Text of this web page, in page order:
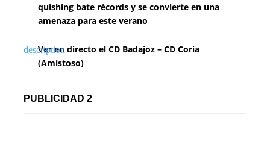
quishing bate récords y se convierte en una
amenaza para este verano
Ver en directo el CD Badajoz – CD Coria
(Amistoso)
PUBLICIDAD 2